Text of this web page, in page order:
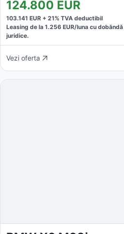
124.800 EUR
103.141 EUR + 21% TVA deductibil
Leasing de la 1.256 EUR/luna cu dobăndă
juridice.
Vezi oferta